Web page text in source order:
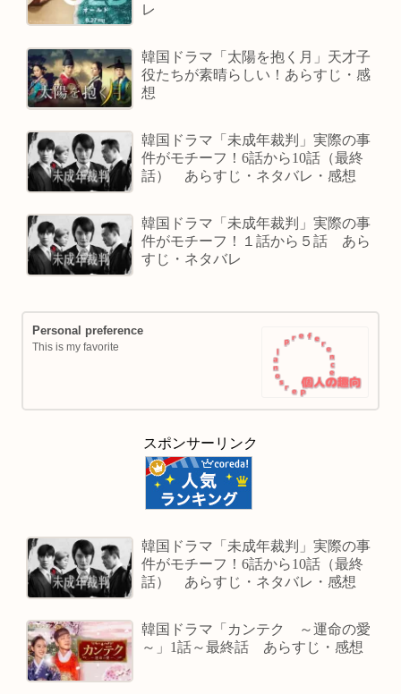
レ
韓国ドラマ「太陽を抱く月」天才子
役たちが素晴らしい！あらすじ・感
想
韓国ドラマ「未成年裁判」実際の事
件がモチーフ！6話から10話（最終
話） あらすじ・ネタバレ・感想
韓国ドラマ「未成年裁判」実際の事
件がモチーフ！１話から５話 あら
すじ・ネタバレ
Personal preference
This is my favorite
スポンサーリンク
韓国ドラマ「未成年裁判」実際の事
件がモチーフ！6話から10話（最終
話） あらすじ・ネタバレ・感想
韓国ドラマ「カンテク ～運命の愛
～」1話～最終話 あらすじ・感想